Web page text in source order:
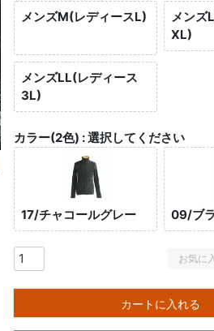
メンズM(レディースL)
メンズ
XL)
メンズLL(レディース
3L)
カラー(2色) 選択してください
17/チャコールグレー 09/ブ
お気に
カートに入れる